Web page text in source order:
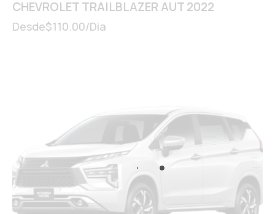
CHEVROLET TRAILBLAZER AUT 2022
Desde$110.00/Dia